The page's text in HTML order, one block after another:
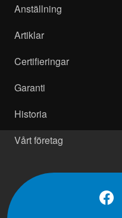
Anställning
Artiklar
Certifieringar
Garanti
Historia
Vårt företag